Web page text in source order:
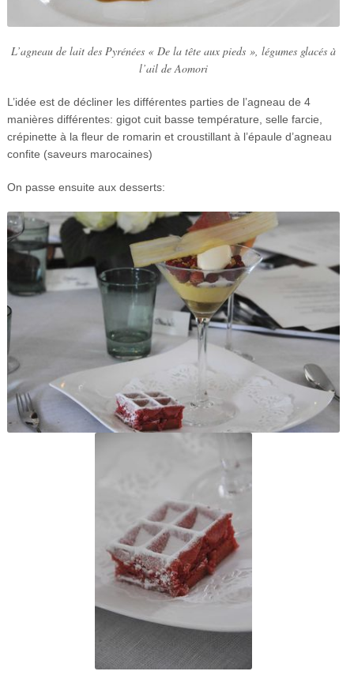
L’agneau de lait des Pyrénées « De la tête aux pieds », légumes glacés à
l’ail de Aomori
L’idée est de décliner les différentes parties de l’agneau de 4
manières différentes: gigot cuit basse température, selle farcie,
crépinette à la fleur de romarin et croustillant à l’épaule d’agneau
confite (saveurs marocaines)
On passe ensuite aux desserts: